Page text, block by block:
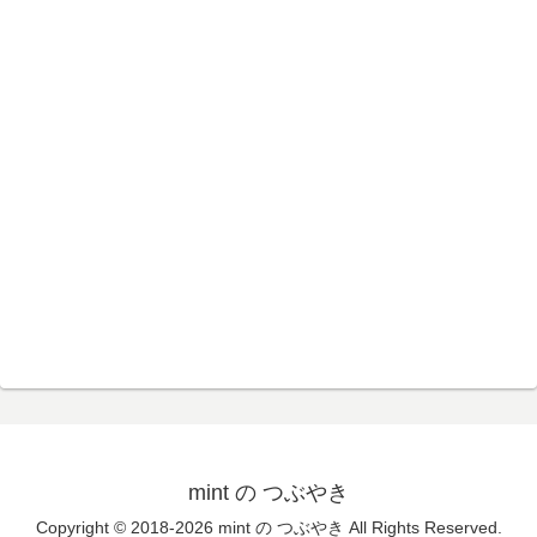
mint の つぶやき
Copyright © 2018-2026 mint の つぶやき All Rights Reserved.